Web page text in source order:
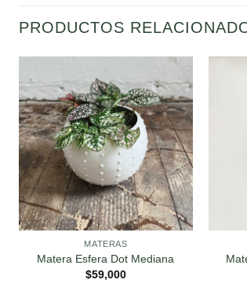
PRODUCTOS
MATERAS
Matera Esfera Dot Mediana
$59,000